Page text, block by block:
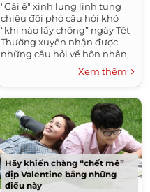
"Gái ế" xinh lung linh tung
chiêu đối phó câu hỏi khó
“khi nào lấy chồng” ngày Tết
Thường xuyên nhận được
những câu hỏi về hôn nhân,
Xem thêm
Hãy khiến chàng “chết mê”
dịp Valentine bằng những
điều này